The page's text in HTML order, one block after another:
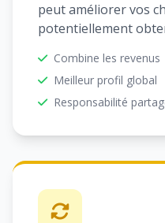
peut améliorer vos
potentiellement
Combine les revenus
Meilleur profil global
Responsabilité